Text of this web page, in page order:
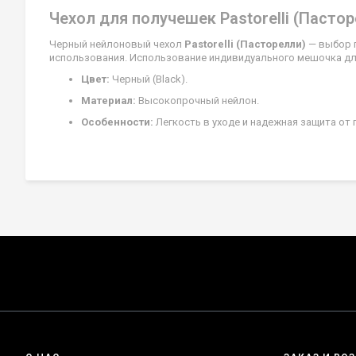
Чехол для получешек Pastorelli
Черный нейлоновый чехол Pastorelli (Пасторелли) — выбор
использования. Использование индивидуального мешочка
Цвет: Черный (Black).
Материал: Высокопрочный нейлон.
Особенности: Легкость в уходе и надежная защита от